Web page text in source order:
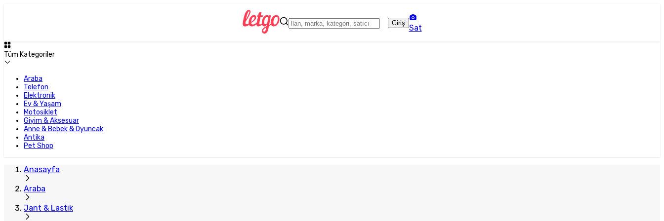
Giriş
Sat
Tüm Kategoriler
Araba
Telefon
Elektronik
Ev & Yaşam
Motosiklet
Giyim & Aksesuar
Anne & Bebek & Oyuncak
Antika
Pet Shop
Anasayfa
Araba
Jant & Lastik